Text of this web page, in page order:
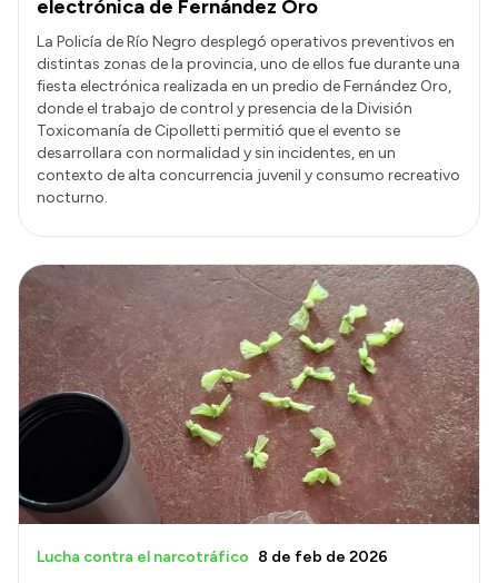
electrónica de Fernández Oro
La Policía de Río Negro desplegó operativos preventivos en
distintas zonas de la provincia, uno de ellos fue durante una
fiesta electrónica realizada en un predio de Fernández Oro,
donde el trabajo de control y presencia de la División
Toxicomanía de Cipolletti permitió que el evento se
desarrollara con normalidad y sin incidentes, en un
contexto de alta concurrencia juvenil y consumo recreativo
nocturno.
Lucha contra el narcotráfico 8 de feb de 2026